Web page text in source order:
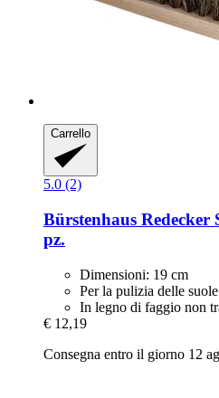
Carrello
5.0 (2)
Bürstenhaus Redecker
pz.
Dimensioni: 19 cm
Per la pulizia delle
In legno di faggio non
€ 12,19
Consegna entro il giorno 12